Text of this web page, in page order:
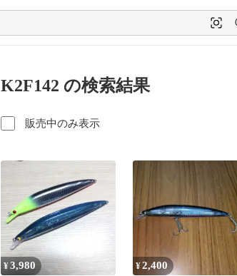
K2F142 の検索結果
販売中のみ表示
¥3,980 ¥2,400